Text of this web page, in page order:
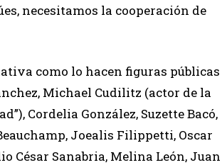
necesitamos la cooperación de
como lo hacen figuras públicas
Michael Cudilitz (actor de la
Cordelia González, Suzette Bacó,
Joealis Filippetti, Oscar
César Sanabria, Melina León, Juan